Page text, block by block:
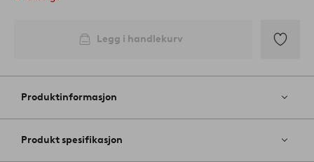
Legg i handlekurv
til
Produktinformasjon
Produkt spesifikasjon